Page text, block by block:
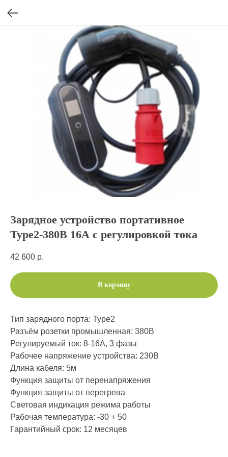
Зарядное устройство портативное
Type2-380В 16А с регулировкой тока
42 600 р.
В корзину
Тип зарядного порта: Type2
Разъём розетки промышленная: 380В
Регулируемый ток: 8-16А, 3 фазы
Рабочее напряжение устройства: 230В
Длина кабеля: 5м
Функция защиты от перенапряжения
Функция защиты от перегрева
Световая индикация режима работы
Рабочая температура: -30 + 50
Гарантийный срок: 12 месяцев